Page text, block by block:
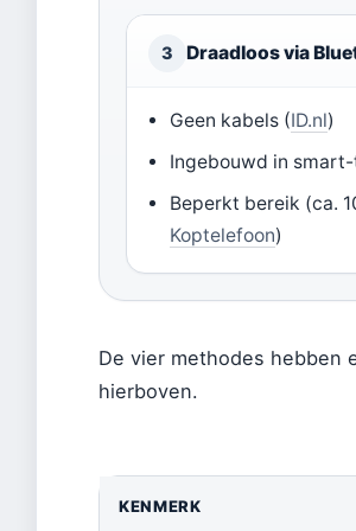
3 Draadloos via
Geen kabels (ID.nl)
Ingebouwd in smart-
Beperkt bereik (ca.
Koptelefoon)
De vier methodes hebben
hierboven.
KENMERK